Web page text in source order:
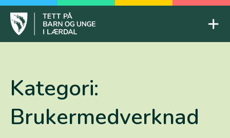
Skip
content
Tett på barn og unge
Kategori:
Brukermedverknad